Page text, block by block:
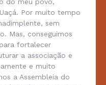
Por muito tempo
sem
Mas, conseguimos
fortalecer
a associação e
e muito
a Assembleia do